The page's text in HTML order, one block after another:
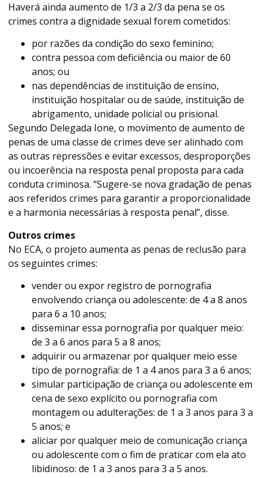
Haverá ainda aumento de 1/3 a 2/3 da pena se os
crimes contra a dignidade sexual forem cometidos:
por razões da condição do sexo feminino;
contra pessoa com deficiência ou maior de 60
anos; ou
nas dependências de instituição de ensino,
instituição hospitalar ou de saúde, instituição de
abrigamento, unidade policial ou prisional.
Segundo Delegada Ione, o movimento de aumento de
penas de uma classe de crimes deve ser alinhado com
as outras repressões e evitar excessos, desproporções
ou incoerência na resposta penal proposta para cada
conduta criminosa. “Sugere-se nova gradação de penas
aos referidos crimes para garantir a proporcionalidade
e a harmonia necessárias à resposta penal”, disse.
Outros crimes
No ECA, o projeto aumenta as penas de reclusão para
os seguintes crimes:
vender ou expor registro de pornografia
envolvendo criança ou adolescente: de 4 a 8 anos
para 6 a 10 anos;
disseminar essa pornografia por qualquer meio:
de 3 a 6 anos para 5 a 8 anos;
adquirir ou armazenar por qualquer meio esse
tipo de pornografia: de 1 a 4 anos para 3 a 6 anos;
simular participação de criança ou adolescente em
cena de sexo explícito ou pornografia com
montagem ou adulterações: de 1 a 3 anos para 3 a
5 anos; e
aliciar por qualquer meio de comunicação criança
ou adolescente com o fim de praticar com ela ato
libidinoso: de 1 a 3 anos para 3 a 5 anos.